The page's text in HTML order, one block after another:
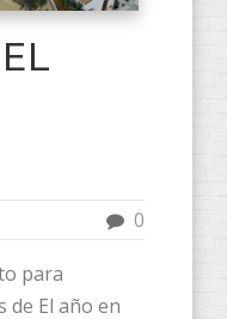
0
para
de El año en